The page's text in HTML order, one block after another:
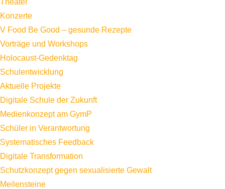
Konzerte
V Food Be Good – gesunde Rezepte
Vorträge und Workshops
Holocaust-Gedenktag
Schulentwicklung
Aktuelle Projekte
Digitale Schule der Zukunft
Medienkonzept am GymP
Schüler in Verantwortung
Systematisches Feedback
Digitale Transformation
Schutzkonzept gegen sexualisierte Gewalt
Meilensteine